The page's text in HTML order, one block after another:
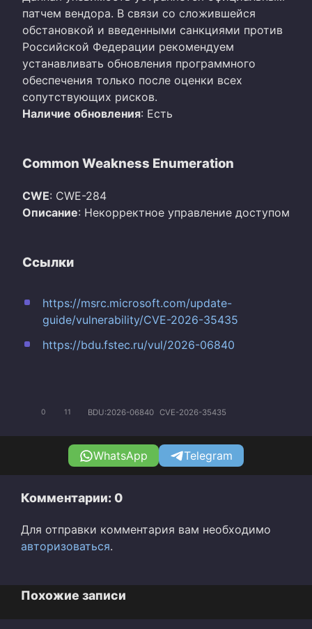
патчем вендора. В связи со сложившейся
обстановкой и введенными санкциями против
Российской Федерации рекомендуем
устанавливать обновления программного
обеспечения только после оценки всех
сопутствующих рисков.
Наличие обновления: Есть
Common Weakness Enumeration
CWE: CWE-284
Описание: Некорректное управление доступом
Ссылки
https://msrc.microsoft.com/update-
guide/vulnerability/CVE-2026-35435
https://bdu.fstec.ru/vul/2026-06840
0 11 BDU:2026-06840 CVE-2026-35435
WhatsApp Telegram
Комментарии: 0
Для отправки комментария вам необходимо
авторизоваться.
Похожие записи